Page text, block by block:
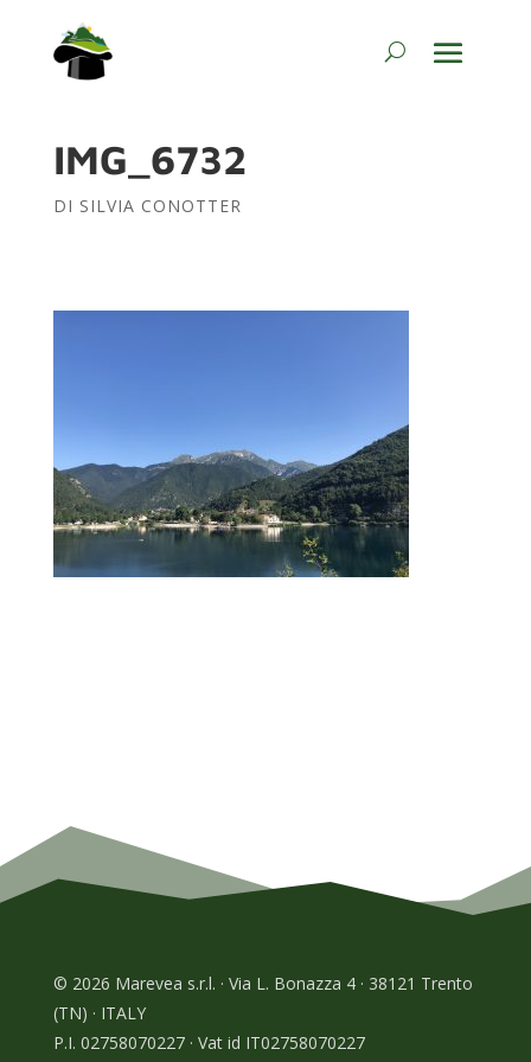
IMG_6732
DI SILVIA CONOTTER
© 2026 Marevea s.r.l. · Via L. Bonazza 4 · 38121 Trento
(TN) · ITALY
P.I. 02758070227 · Vat id IT02758070227